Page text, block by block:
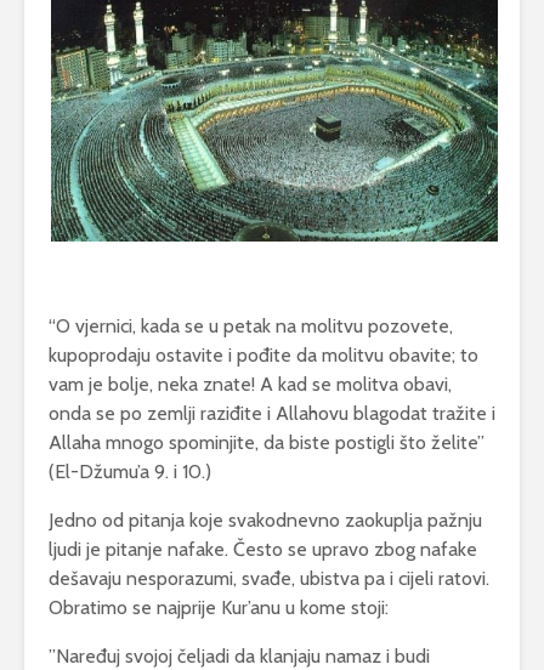
“O vjernici, kada se u petak na molitvu pozovete,
kupoprodaju ostavite i pođite da molitvu obavite; to
vam je bolje, neka znate! A kad se molitva obavi,
onda se po zemlji raziđite i Allahovu blagodat tražite i
Allaha mnogo spominjite, da biste postigli što želite”
(El-Džumu’a 9. i 10.)
Jedno od pitanja koje svakodnevno zaokuplja pažnju
ljudi je pitanje nafake. Često se upravo zbog nafake
dešavaju nesporazumi, svađe, ubistva pa i cijeli ratovi.
Obratimo se najprije Kur’anu u kome stoji:
”Naređuj svojoj čeljadi da klanjaju namaz i budi